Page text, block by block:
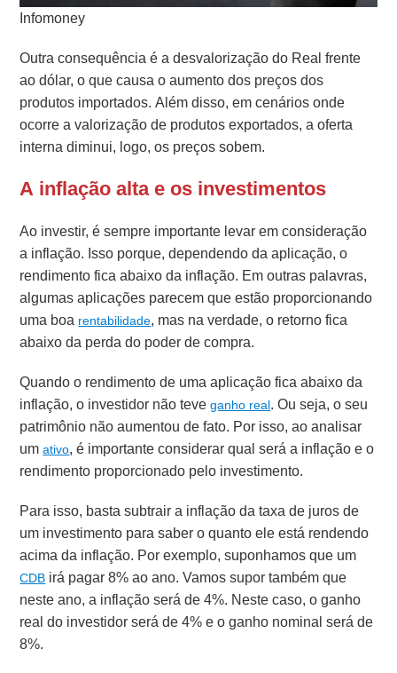
Infomoney
Outra consequência é a desvalorização do Real frente
ao dólar, o que causa o aumento dos preços dos
produtos importados. Além disso, em cenários onde
ocorre a valorização de produtos exportados, a oferta
interna diminui, logo, os preços sobem.
A inflação alta e os investimentos
Ao investir, é sempre importante levar em consideração
a inflação. Isso porque, dependendo da aplicação, o
rendimento fica abaixo da inflação. Em outras palavras,
algumas aplicações parecem que estão proporcionando
uma boa rentabilidade, mas na verdade, o retorno fica
abaixo da perda do poder de compra.
Quando o rendimento de uma aplicação fica abaixo da
inflação, o investidor não teveganho real. Ou seja, o seu
patrimônio não aumentou de fato. Por isso, ao analisar
umativo, é importante considerar qual será a inflação e o
rendimento proporcionado pelo investimento.
Para isso, basta subtrair a inflação da taxa de juros de
um investimento para saber o quanto ele está rendendo
acima da inflação. Por exemplo, suponhamos que um
CDB irá pagar 8% ao ano. Vamos supor também que
neste ano, a inflação será de 4%. Neste caso, o ganho
real do investidor será de 4% e o ganho nominal será de
8%.